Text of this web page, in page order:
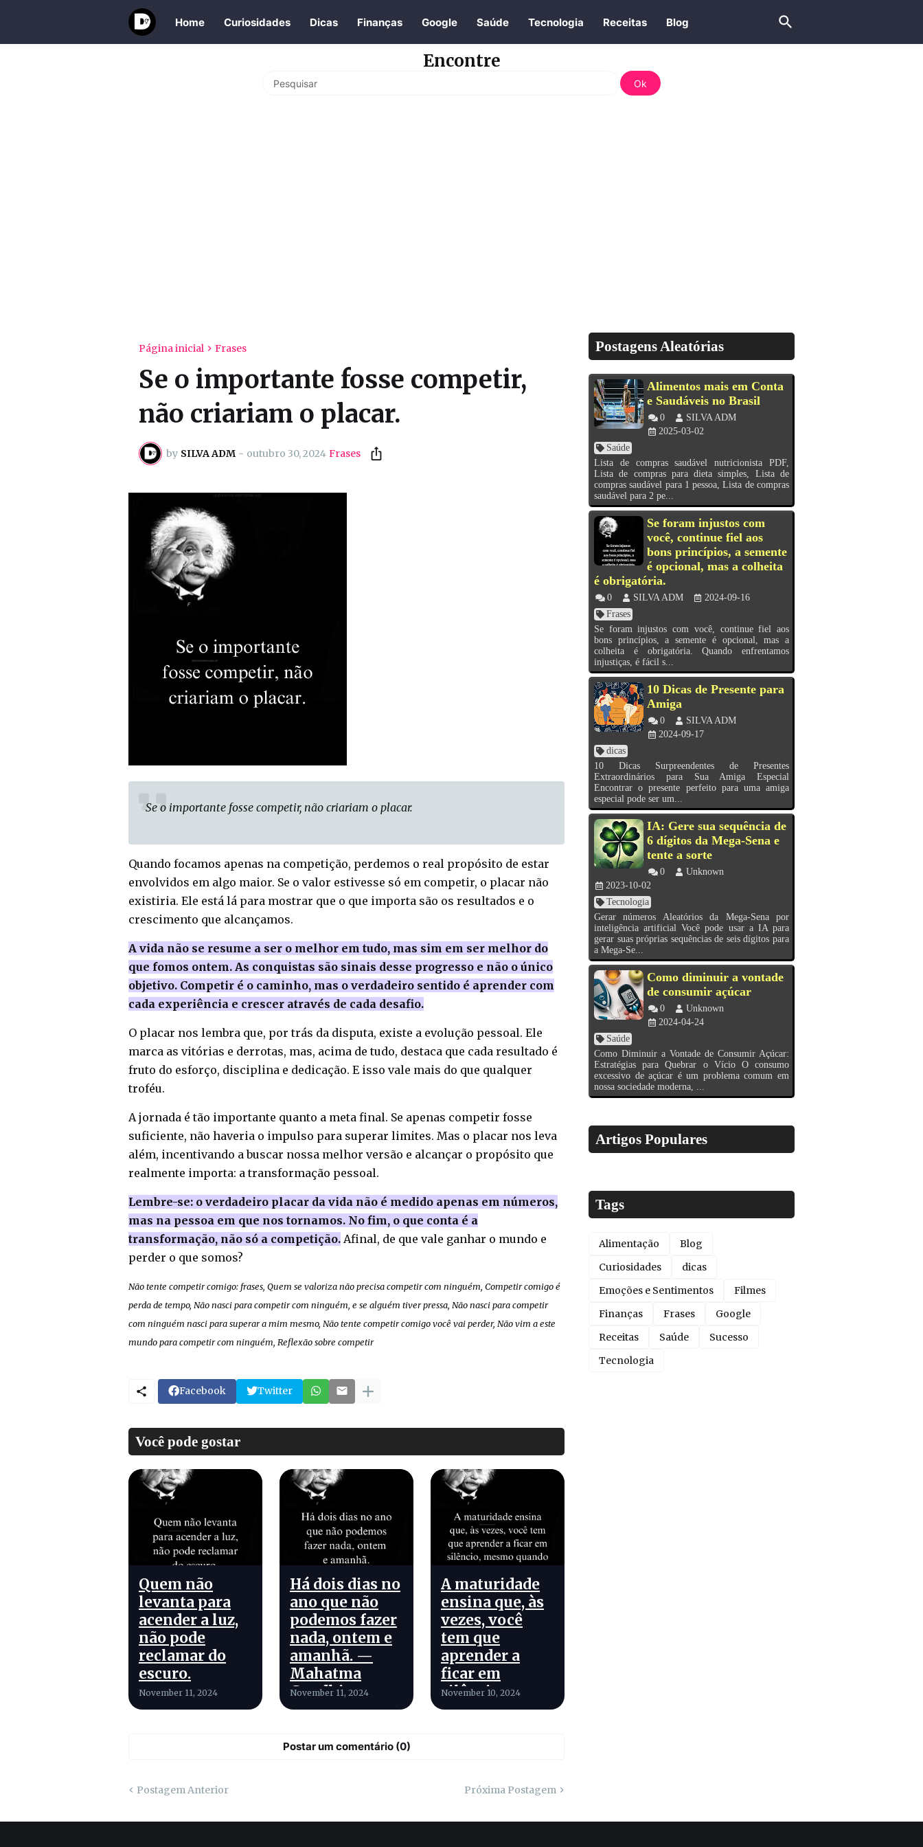
Home Curiosidades Dicas Finanças Google Saúde Tecnologia Receitas Blog
Encontre
Página inicial Frases
Se o importante fosse competir,
não criariam o placar.
by SILVA ADM - outubro 30, 2024 Frases
Se o importante fosse competir, não criariam o placar.
Quando focamos apenas na competição, perdemos o real propósito de estar
envolvidos em algo maior. Se o valor estivesse só em competir, o placar não
existiria. Ele está lá para mostrar que o que importa são os resultados e o
crescimento que alcançamos.
A vida não se resume a ser o melhor em tudo, mas sim em ser melhor do
que fomos ontem. As conquistas são sinais desse progresso e não o único
objetivo. Competir é o caminho, mas o verdadeiro sentido é aprender com
cada experiência e crescer através de cada desafio.
O placar nos lembra que, por trás da disputa, existe a evolução pessoal. Ele
marca as vitórias e derrotas, mas, acima de tudo, destaca que cada resultado é
fruto do esforço, disciplina e dedicação. E isso vale mais do que qualquer
troféu.
A jornada é tão importante quanto a meta final. Se apenas competir fosse
suficiente, não haveria o impulso para superar limites. Mas o placar nos leva
além, incentivando a buscar nossa melhor versão e alcançar o propósito que
realmente importa: a transformação pessoal.
Lembre-se: o verdadeiro placar da vida não é medido apenas em números,
mas na pessoa em que nos tornamos. No fim, o que conta é a
transformação, não só a competição. Afinal, de que vale ganhar o mundo e
perder o que somos?
Não tente competir comigo: frases, Quem se valoriza não precisa competir com ninguém, Competir comigo é
perda de tempo, Não nasci para competir com ninguém, e se alguém tiver pressa, Não nasci para competir
com ninguém nasci para superar a mim mesmo, Não tente competir comigo você vai perder, Não vim a este
mundo para competir com ninguém, Reflexão sobre competir
Facebook Twitter
Você pode gostar
Quem não
levanta para
acender a luz,
não pode
reclamar do
escuro.
November 11, 2024
Há dois dias no
ano que não
podemos fazer
nada, ontem e
amanhã. —
Mahatma
Gandhi
November 11, 2024
A maturidade
ensina que, às
vezes, você
tem que
aprender a
ficar em
silêncio,
mesmo quando
November 10, 2024
Postar um comentário (0)
Postagem Anterior Próxima Postagem
Postagens Aleatórias
Alimentos mais em Conta
e Saudáveis no Brasil
0
SILVA ADM
2025-03-02
Saúde
Lista de compras saudável nutricionista PDF,
Lista de compras para dieta simples, Lista de
compras saudável para 1 pessoa, Lista de compras
saudável para 2 pe...
Se foram injustos com
você, continue fiel aos
bons princípios, a semente
é opcional, mas a colheita
é obrigatória.
0 SILVA ADM
2024-09-16
Frases
Se foram injustos com você, continue fiel aos
bons princípios, a semente é opcional, mas a
colheita é obrigatória. Quando enfrentamos
injustiças, é fácil s...
10 Dicas de Presente para
Amiga
0
SILVA ADM
2024-09-17
dicas
10 Dicas Surpreendentes de Presentes
Extraordinários para Sua Amiga Especial
Encontrar o presente perfeito para uma amiga
especial pode ser um...
IA: Gere sua sequência de
6 dígitos da Mega-Sena e
tente a sorte
0
Unknown
2023-10-02
Tecnologia
Gerar números Aleatórios da Mega-Sena por
inteligência artificial Você pode usar a IA para
gerar suas próprias sequências de seis dígitos para
a Mega-Se...
Como diminuir a vontade
de consumir açúcar
0
Unknown
2024-04-24
Saúde
Como Diminuir a Vontade de Consumir Açúcar:
Estratégias para Quebrar o Vício O consumo
excessivo de açúcar é um problema comum em
nossa sociedade moderna, ...
Artigos Populares
Tags
Alimentação
Blog
Curiosidades
dicas
Emoções e Sentimentos
Filmes
Finanças
Frases
Google
Receitas
Saúde
Sucesso
Tecnologia